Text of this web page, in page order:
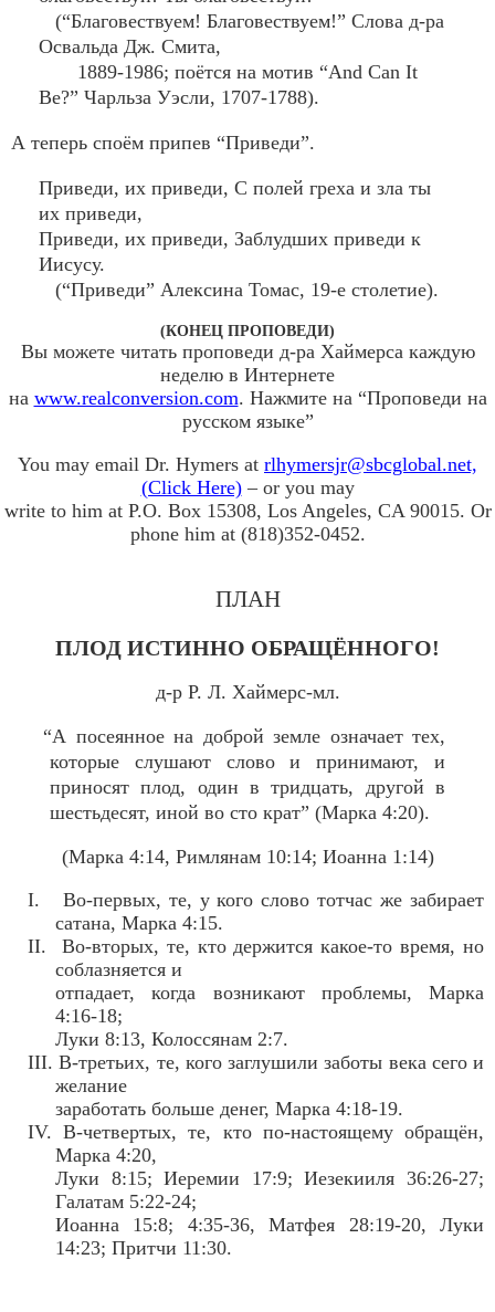
(“Благовествуем! Благовествуем!” Слова д-ра
Освальда Дж. Смита,
1889-1986; поётся на мотив “And Can It
Be?” Чарльза Уэсли, 1707-1788).
А теперь споём припев “Приведи”.
Приведи, их приведи, С полей греха и зла ты
их приведи,
Приведи, их приведи, Заблудших приведи к
Иисусу.
(“Приведи” Алексина Томас, 19-е столетие).
(КОНЕЦ ПРОПОВЕДИ)
Вы можете читать проповеди д-ра Хаймерса каждую
неделю в Интернете
на www.realconversion.com. Нажмите на “Проповеди на
русском языке”
You may email Dr. Hymers at rlhymersjr@sbcglobal.net,
(Click Here)– or you may
write to him at P.O. Box 15308, Los Angeles, CA 90015. Or
phone him at (818)352-0452.
ПЛАН
ПЛОД ИСТИННО ОБРАЩЁННОГО!
д-р Р. Л. Хаймерс-мл.
“А посеянное на доброй земле означает тех,
которые слушают слово и принимают, и
приносят плод, один в тридцать, другой в
шестьдесят, иной во сто крат” (Марка 4:20).
(Марка 4:14, Римлянам 10:14; Иоанна 1:14)
I. Во-первых, те, у кого слово тотчас же забирает
сатана, Mарка 4:15.
II. Во-вторых, те, кто держится какое-то время, но
соблазняется и
отпадает, когда возникают проблемы, Марка
4:16-18;
Луки 8:13, Колоссянам 2:7.
III. В-третьих, те, кого заглушили заботы века сего и
желание
заработать больше денег, Марка 4:18-19.
IV. В-четвертых, те, кто по-настоящему обращён,
Марка 4:20,
Луки 8:15; Иеремии 17:9; Иезекииля 36:26-27;
Галатам 5:22-24;
Иоанна 15:8; 4:35-36, Матфея 28:19-20, Луки
14:23; Притчи 11:30.